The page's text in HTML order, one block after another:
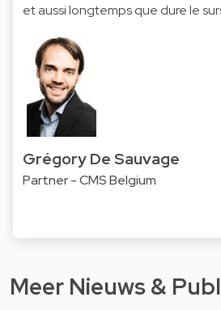
et aussi longtemps que dure le
Grégory De Sauvage
Partner - CMS Belgium
Meer Nieuws &